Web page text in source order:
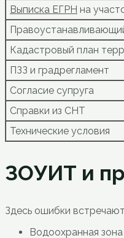
Выписка ЕГРН на
Кадастровый план
ПЗЗ и градрегламент
Согласие супруга
Справки из СНТ
Технические условия
ЗОУИТ и
Здесь ошибки
Водоохранная